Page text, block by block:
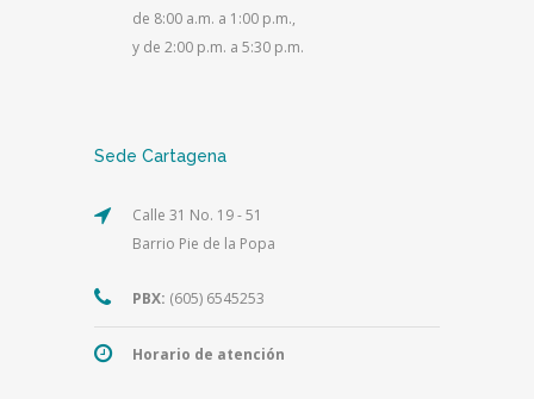
de 8:00 a.m. a 1:00 p.m.,
y de 2:00 p.m. a 5:30 p.m.
Sede Cartagena
Calle 31 No. 19 - 51
Barrio Pie de la Popa
PBX: (605) 6545253
Horario de atención